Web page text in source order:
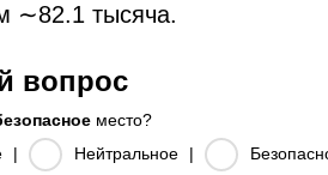
∼82.1 тысяча.
вопрос
место?
| Нейтральное |